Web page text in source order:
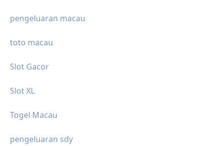
pengeluaran macau
toto macau
Slot Gacor
Slot XL
Togel Macau
pengeluaran sdy